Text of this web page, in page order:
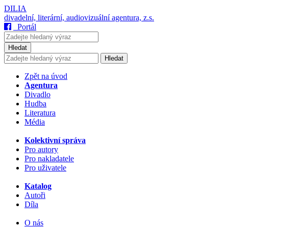
DILIA
divadelní, literární, audiovizuální agentura, z.s.
Portál
Hledat
Hledat
Zpět na úvod
Agentura
Divadlo
Hudba
Literatura
Média
Kolektivní správa
Pro autory
Pro nakladatele
Pro uživatele
Katalog
Autoři
Díla
O nás